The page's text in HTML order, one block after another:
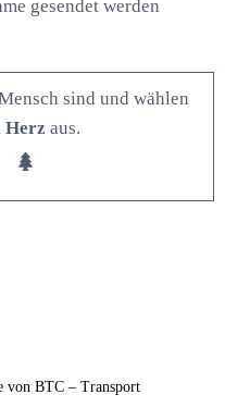
gesendet werden
sind und wählen
Herz aus.
von BTC – Transport